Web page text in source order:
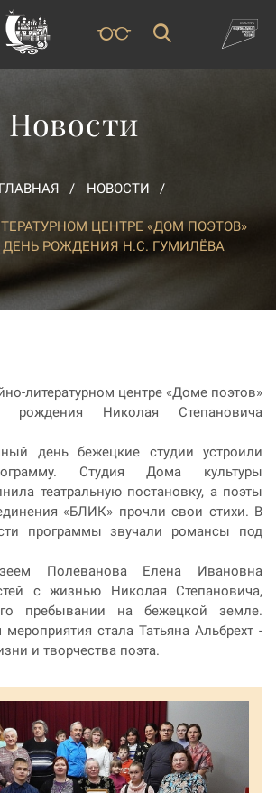
Новости
ГЛАВНАЯ НОВОСТИ
ЦЕНТРЕ «ДОМ ПОЭТОВ»
РОЖДЕНИЯ Н.С. ГУМИЛЁВА
литературном центре «Доме поэтов»
рождения Николая Степановича
день бежецкие студии устроили
Студия Дома культуры
театральную постановку, а поэты
«БЛИК» прочли свои стихи. В
программы звучали романсы под
Полеванова Елена Ивановна
с жизнью Николая Степановича,
пребывании на бежецкой земле.
стала Татьяна Альбрехт -
и творчества поэта.